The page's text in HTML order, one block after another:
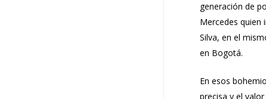
generación de
Mercedes quien
Silva, en el
en Bogotá.
En esos
precisa y el